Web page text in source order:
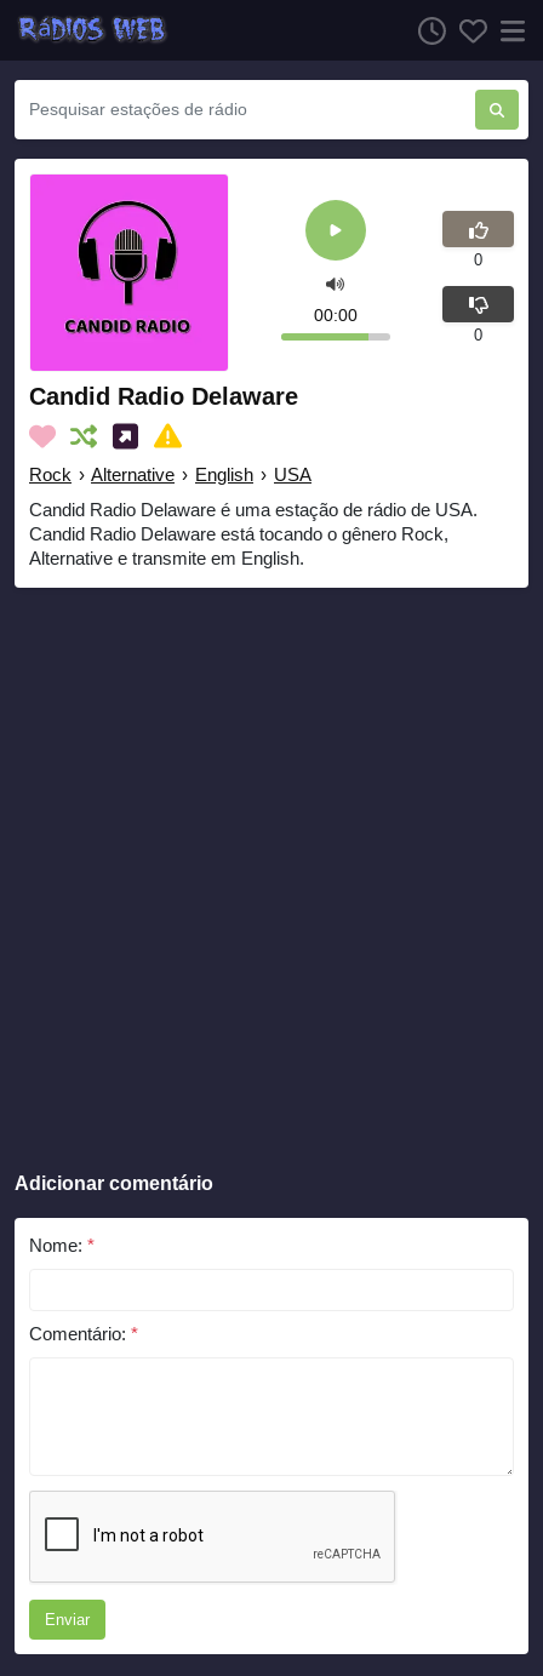
Candid Radio Delaware
Rock › Alternative › English › USA
Candid Radio Delaware é uma estação de rádio de USA.
Candid Radio Delaware está tocando o gênero Rock,
Alternative e transmite em English.
00:00
0
0
Adicionar comentário
Nome: *
Comentário: *
Enviar